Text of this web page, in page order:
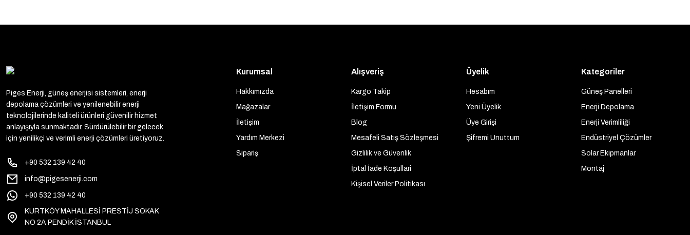
Piges Enerji, güneş enerjisi sistemleri, enerji
depolama çözümleri ve yenilenebilir enerji
teknolojilerinde kaliteli ürünleri güvenilir hizmet
anlayışıyla sunmaktadır. Sürdürülebilir bir gelecek
için yenilikçi ve verimli enerji çözümleri üretiyoruz.
+90 532 139 42 40
info@pigesenerji.com
+90 532 139 42 40
KURTKÖY MAHALLESİ PRESTİJ SOKAK
NO 2A PENDİK İSTANBUL
Kurumsal
Hakkımızda
Mağazalar
İletişim
Yardım Merkezi
Sipariş
Alışveriş
Kargo Takip
İletişim Formu
Blog
Mesafeli Satış Sözleşmesi
Gizlilik ve Güvenlik
İptal İade Koşullari
Kişisel Veriler Politikası
Üyelik
Hesabım
Yeni Üyelik
Üye Girişi
Şifremi Unuttum
Kategoriler
Güneş Panelleri
Enerji Depolama
Enerji Verimliliği
Endüstriyel Çözümler
Solar Ekipmanlar
Montaj